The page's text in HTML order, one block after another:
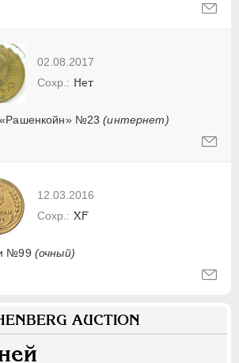
02.08.2017
№23(интернет)
Нет
12.03.2016
№99 (очный)
XF
AUCTION